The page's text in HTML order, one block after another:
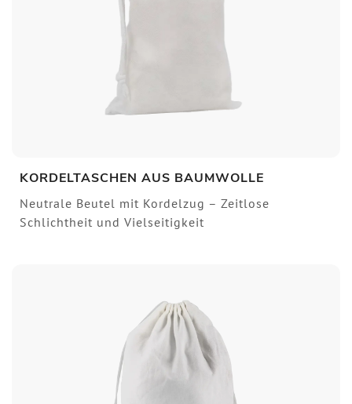
KORDELTASCHEN AUS BAUMWOLLE
Neutrale Beutel mit Kordelzug – Zeitlose
Schlichtheit und Vielseitigkeit